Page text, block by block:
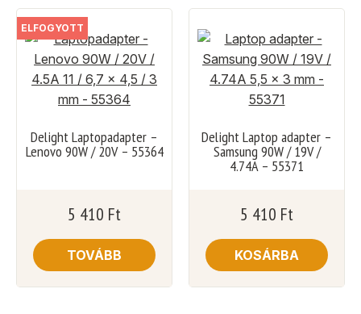
ELFOGYOTT
Delight Laptopadapter –
Lenovo 90W / 20V – 55364
5 410 Ft
TOVÁBB
Delight Laptop adapter –
Samsung 90W / 19V /
4.74A – 55371
5 410 Ft
KOSÁRBA